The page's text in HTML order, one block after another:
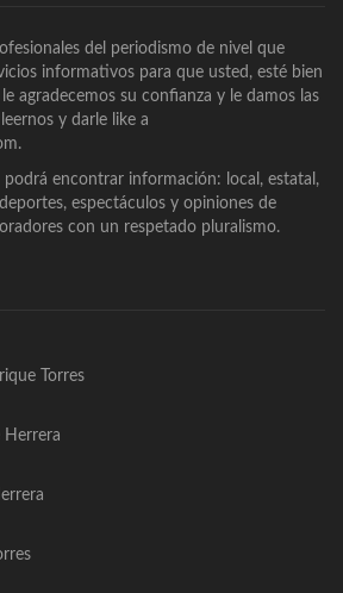
del periodismo de nivel que
informativos para que usted, esté bien
agradecemos su confianza y le damos las
y darle like a
encontrar información: local, estatal,
espectáculos y opiniones de
con un respetado pluralismo.
Torres
Herrera